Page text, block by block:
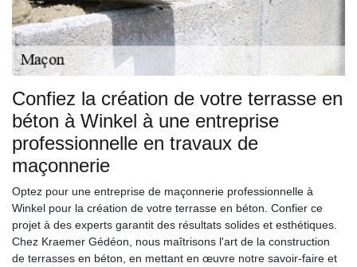
Confiez la création de votre terrasse en
béton à Winkel à une entreprise
professionnelle en travaux de
maçonnerie
Optez pour une entreprise de maçonnerie professionnelle à
Winkel pour la création de votre terrasse en béton. Confier ce
projet à des experts garantit des résultats solides et esthétiques.
Chez Kraemer Gédéon, nous maîtrisons l'art de la construction
de terrasses en béton, en mettant en œuvre notre savoir-faire et